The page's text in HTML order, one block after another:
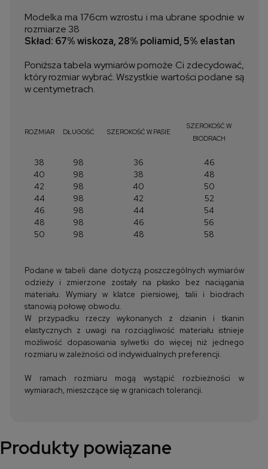
Modelka ma 176cm wzrostu i ma ubrane spodnie w
rozmiarze 38
Skład: 67% wiskoza, 28% poliamid, 5% elastan
Poniższa tabela wymiarów pomoże Ci zdecydować,
który rozmiar wybrać. Wszystkie wartości podane są
w centymetrach.
ROZMIAR DŁUGOŚĆ SZEROKOŚĆ W PASIE
SZEROKOŚĆ W
BIODRACH
38 98 36
46
40
98 38
48
42
98 40
50
44
98 42
52
46
98 44
54
48
98 46
56
50
98 48 58
Podane w tabeli dane dotyczą poszczególnych wymiarów
odzieży i zmierzone zostały na płasko bez naciągania
materiału. Wymiary w klatce piersiowej, talii i biodrach
stanowią połowę obwodu.
W przypadku rzeczy wykonanych z dzianin i tkanin
elastycznych z uwagi na rozciągliwość materiału istnieje
możliwość dopasowania sylwetki do więcej niż jednego
rozmiaru w zależności od indywidualnych preferencji.
W ramach rozmiaru mogą wystąpić rozbieżności w
wymiarach, mieszczące się w granicach tolerancji.
Produkty powiązane